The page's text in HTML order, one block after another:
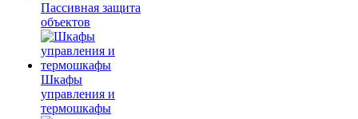
Пассивная защита
объектов
Шкафы
управления и
термошкафы